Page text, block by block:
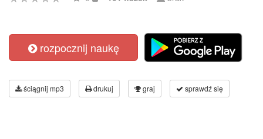
rozpocznij naukę
ściągnij mp3 drukuj graj sprawdź się